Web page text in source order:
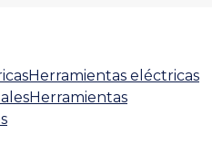
Herramientas eléctricas
Herramientas